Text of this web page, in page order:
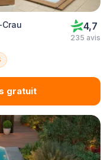
4,7
235 avis
gratuit